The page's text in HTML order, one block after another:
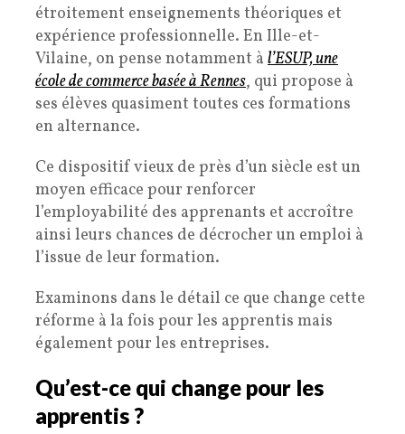
étroitement enseignements théoriques et
expérience professionnelle. En Ille-et-
Vilaine, on pense notamment à l’ESUP, une
école de commerce basée à Rennes, qui propose à
ses élèves quasiment toutes ces formations
en alternance.
Ce dispositif vieux de près d’un siècle est un
moyen efficace pour renforcer
l’employabilité des apprenants et accroître
ainsi leurs chances de décrocher un emploi à
l’issue de leur formation.
Examinons dans le détail ce que change cette
réforme à la fois pour les apprentis mais
également pour les entreprises.
Qu’est-ce qui change pour les
apprentis ?